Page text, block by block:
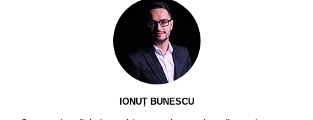
IONUȚ BUNESCU